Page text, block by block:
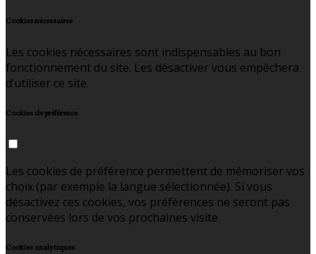
Cookies nécessaires
Les cookies nécessaires sont indispensables au bon
fonctionnement du site. Les désactiver vous empêchera
d’utiliser ce site.
Cookies de préférence
Les cookies de préférence permettent de mémoriser vos
choix (par exemple la langue sélectionnée). Si vous
désactivez ces cookies, vos préférences ne seront pas
conservées lors de vos prochaines visite
Cookies analytiques